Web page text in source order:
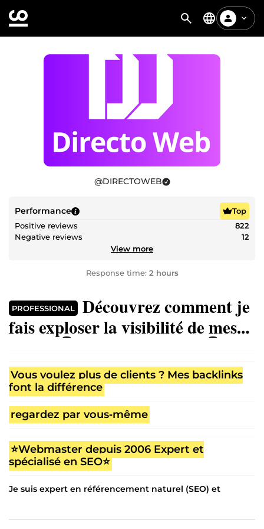
@DIRECTOWEB
Performance
Top
Positive reviews
822
Negative reviews
12
View more
Response time: 2 hours
PROFESSIONAL
Découvrez comment je
fais exploser la visibilité de mes
Vous voulez plus de clients ? Mes backlinks
font la différence
regardez par vous‑même
⭐Webmaster depuis 2006 Expert et
spécialisé en SEO⭐
Je suis expert en référencement naturel (SEO) et